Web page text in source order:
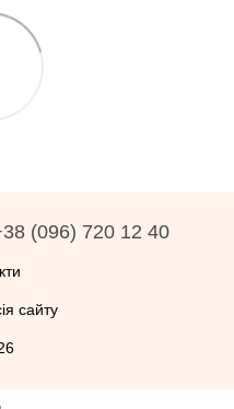
(096) 720 12 40
сайту